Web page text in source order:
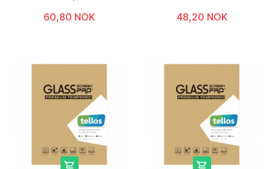
60,80 NOK 48,20 NOK
 